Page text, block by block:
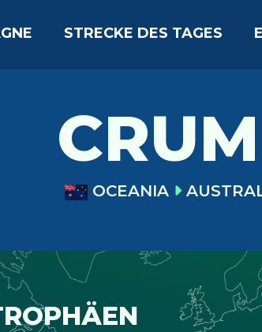
STRECKE DES TAGES
OCEANIA